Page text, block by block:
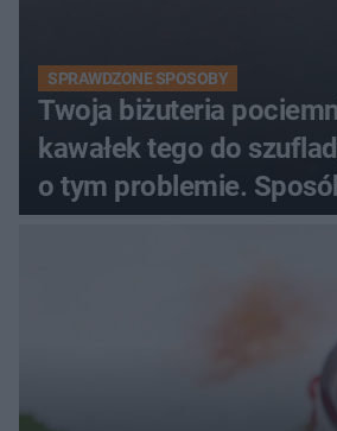
SPRAWDZONE SPOSOBY
Twoja biżuteria
kawałek tego do
o tym problemie.
pociemniałą biżuterię